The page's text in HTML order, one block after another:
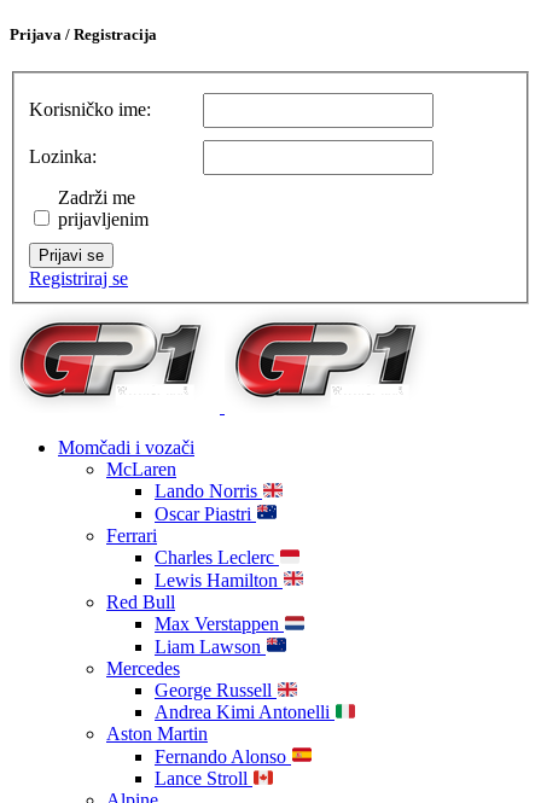
Prijava / Registracija
Korisničko ime:
Lozinka:
Zadrži me
prijavljenim
Prijavi se
Registriraj se
Momčadi i vozači
McLaren
Lando Norris
Oscar Piastri
Ferrari
Charles Leclerc
Lewis Hamilton
Red Bull
Max Verstappen
Liam Lawson
Mercedes
George Russell
Andrea Kimi Antonelli
Aston Martin
Fernando Alonso
Lance Stroll